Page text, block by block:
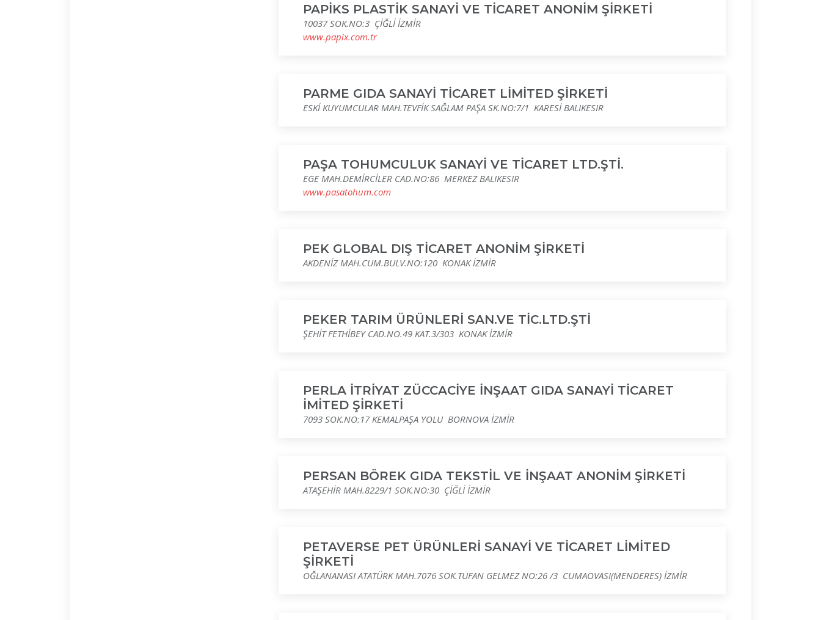
PAPİKS PLASTİK SANAYİ VE TİCARET ANONİM ŞİRKETİ
10037 SOK.NO:3 ÇİĞLİ İZMİR
www.papix.com.tr
PARME GIDA SANAYİ TİCARET LİMİTED ŞİRKETİ
ESKİ KUYUMCULAR MAH.TEVFİK SAĞLAM PAŞA SK.NO:7/1 KARESİ BALIKESIR
PAŞA TOHUMCULUK SANAYİ VE TİCARET LTD.ŞTİ.
EGE MAH.DEMİRCİLER CAD.NO:86 MERKEZ BALIKESIR
www.pasatohum.com
PEK GLOBAL DIŞ TİCARET ANONİM ŞİRKETİ
AKDENİZ MAH.CUM.BULV.NO:120 KONAK İZMİR
PEKER TARIM ÜRÜNLERİ SAN.VE TİC.LTD.ŞTİ
ŞEHİT FETHİBEY CAD.NO.49 KAT.3/303 KONAK İZMİR
PERLA İTRİYAT ZÜCCACİYE İNŞAAT GIDA SANAYİ TİCARET
İMİTED ŞİRKETİ
7093 SOK.NO:17 KEMALPAŞA YOLU BORNOVA İZMİR
PERSAN BÖREK GIDA TEKSTİL VE İNŞAAT ANONİM ŞİRKETİ
ATAŞEHİR MAH.8229/1 SOK.NO:30 ÇİĞLİ İZMİR
PETAVERSE PET ÜRÜNLERİ SANAYİ VE TİCARET LİMİTED
ŞİRKETİ
OĞLANANASI ATATÜRK MAH.7076 SOK.TUFAN GELMEZ NO:26 /3 CUMAOVASI(MENDERES) İZMİR